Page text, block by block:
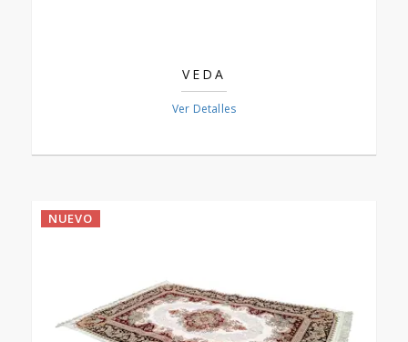
VEDA
Ver Detalles
NUEVO